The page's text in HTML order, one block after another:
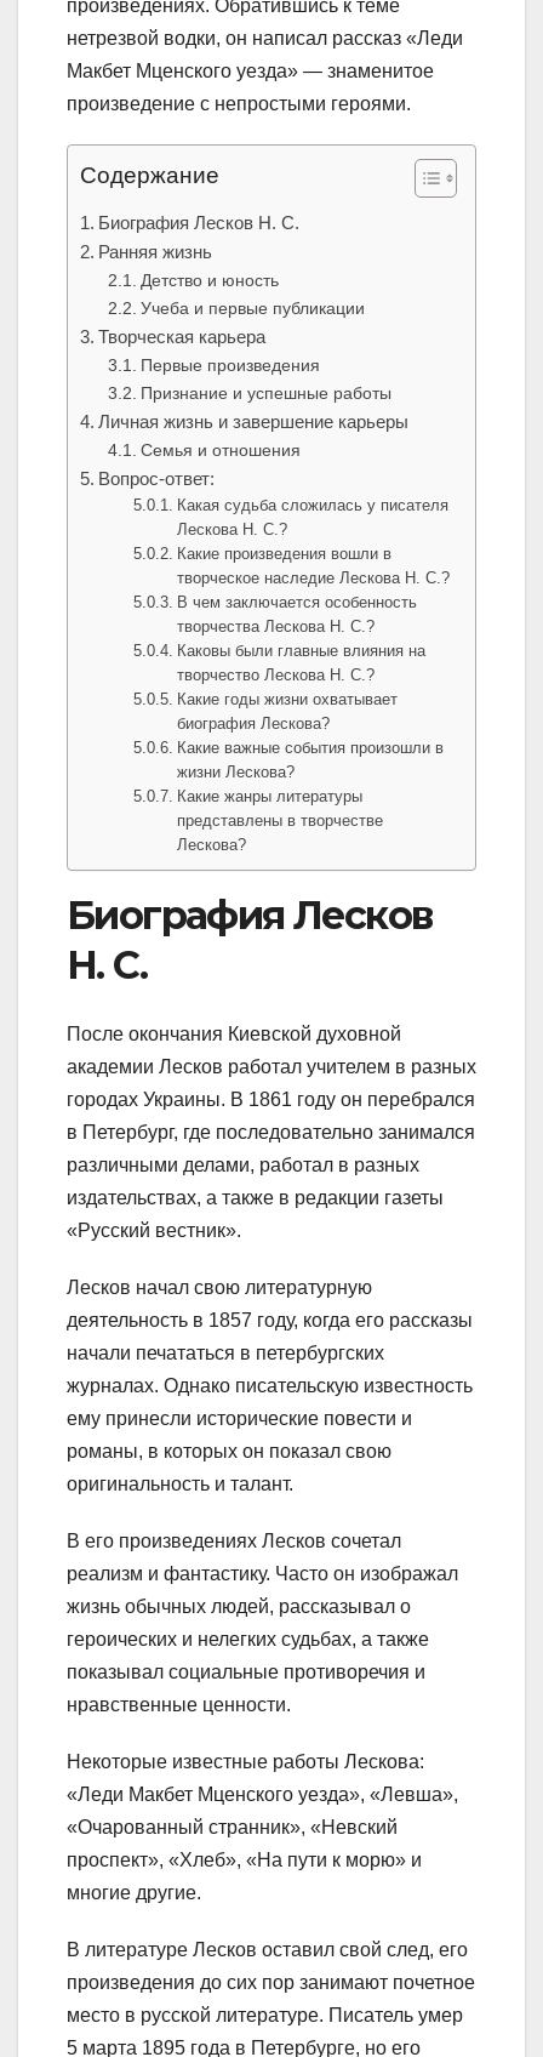
произведениях. Обратившись к теме
нетрезвой водки, он написал рассказ «Леди
Макбет Мценского уезда» — знаменитое
произведение с непростыми героями.
Содержание
Биография Лесков Н. С.
Ранняя жизнь
Детство и юность
Учеба и первые публикации
Творческая карьера
Первые произведения
Признание и успешные работы
Личная жизнь и завершение карьеры
Семья и отношения
Вопрос-ответ:
Какая судьба сложилась у писателя
Лескова Н. С.?
Какие произведения вошли в
творческое наследие Лескова Н. С.?
В чем заключается особенность
творчества Лескова Н. С.?
Каковы были главные влияния на
творчество Лескова Н. С.?
Какие годы жизни охватывает
биография Лескова?
Какие важные события произошли в
жизни Лескова?
Какие жанры литературы
представлены в творчестве
Лескова?
Биография Лесков
Н. С.
После окончания Киевской духовной
академии Лесков работал учителем в разных
городах Украины. В 1861 году он перебрался
в Петербург, где последовательно занимался
различными делами, работал в разных
издательствах, а также в редакции газеты
«Русский вестник».
Лесков начал свою литературную
деятельность в 1857 году, когда его рассказы
начали печататься в петербургских
журналах. Однако писательскую известность
ему принесли исторические повести и
романы, в которых он показал свою
оригинальность и талант.
В его произведениях Лесков сочетал
реализм и фантастику. Часто он изображал
жизнь обычных людей, рассказывал о
героических и нелегких судьбах, а также
показывал социальные противоречия и
нравственные ценности.
Некоторые известные работы Лескова:
«Леди Макбет Мценского уезда», «Левша»,
«Очарованный странник», «Невский
проспект», «Хлеб», «На пути к морю» и
многие другие.
В литературе Лесков оставил свой след, его
произведения до сих пор занимают почетное
место в русской литературе. Писатель умер
5 марта 1895 года в Петербурге, но его